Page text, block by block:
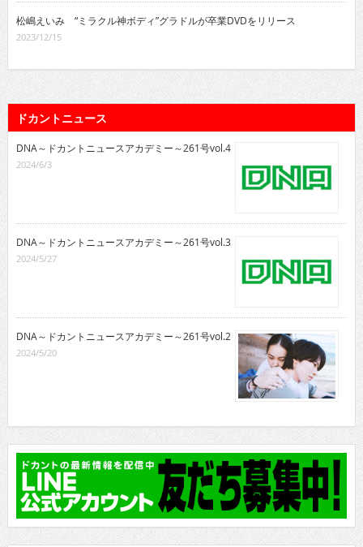
松嶋えいみ “ミラクル神ボディ”グラドルが卒業DVDをリリース
2023/12/15
ドカントニュース
DNA～ドカントニュースアカデミー～261号vol.4
2024/6/3
DNA～ドカントニュースアカデミー～261号vol.3
2024/5/27
DNA～ドカントニュースアカデミー～261号vol.2
2024/5/20